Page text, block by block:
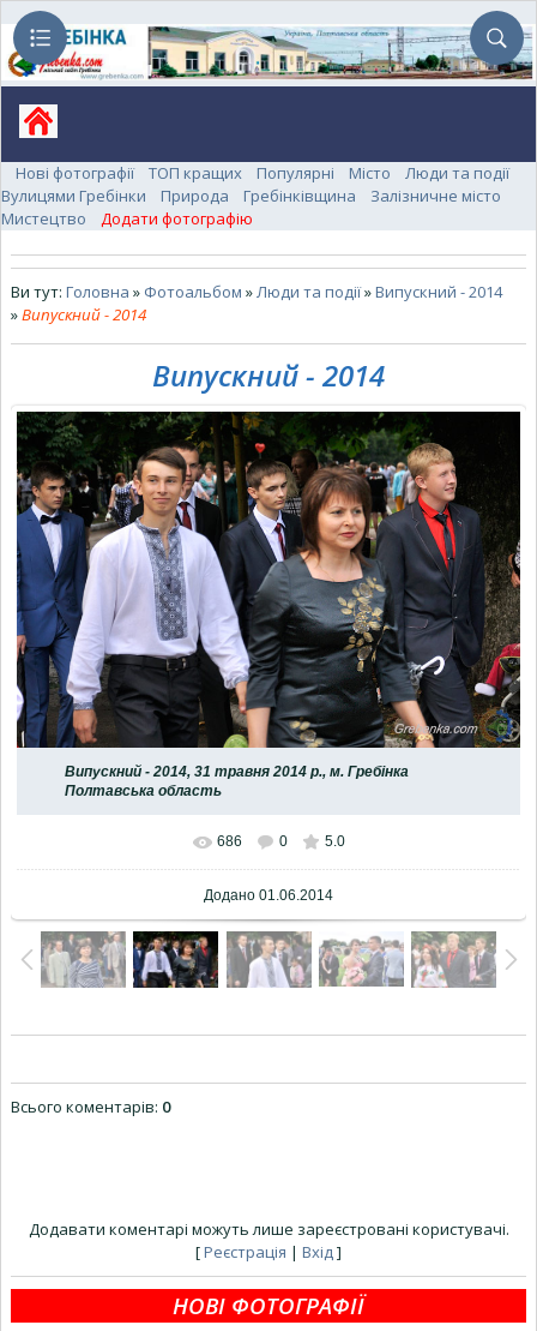
Нові фотографії ТОП кращих Популярні Місто
Люди та події
Вулицями Гребінки
Природа Гребінківщина
Залізничне місто
Мистецтво
Додати фотографію
Ви тут: Головна » Фотоальбом » Люди та події»Випускний - 2014
»Випускний - 2014
Випускний - 2014
Випускний - 2014, 31 травня 2014 р., м. Гребінка
Полтавська область
686 0 5.0
Додано 01.06.2014
Всього коментарів: 0
Додавати коментарі можуть лише зареєстровані користувачі.
[Реєстрація | Вхід ]
НОВІ ФОТОГРАФІЇ